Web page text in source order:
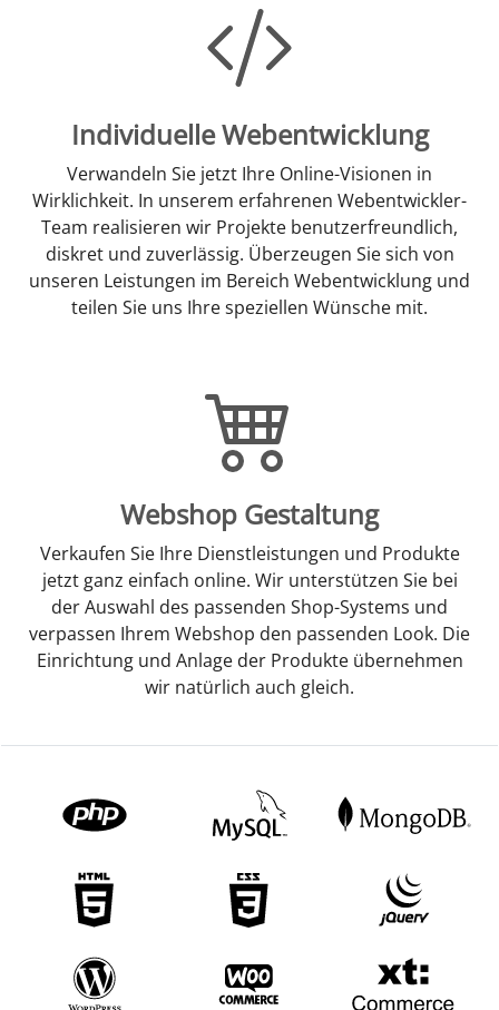
Individuelle Webentwicklung
Verwandeln Sie jetzt Ihre Online-Visionen in
Wirklichkeit. In unserem erfahrenen Webentwickler-
Team realisieren wir Projekte benutzerfreundlich,
diskret und zuverlässig. Überzeugen Sie sich von
unseren Leistungen im Bereich Webentwicklung und
teilen Sie uns Ihre speziellen Wünsche mit.
Webshop Gestaltung
Verkaufen Sie Ihre Dienstleistungen und Produkte
jetzt ganz einfach online. Wir unterstützen Sie bei
der Auswahl des passenden Shop-Systems und
verpassen Ihrem Webshop den passenden Look. Die
Einrichtung und Anlage der Produkte übernehmen
wir natürlich auch gleich.